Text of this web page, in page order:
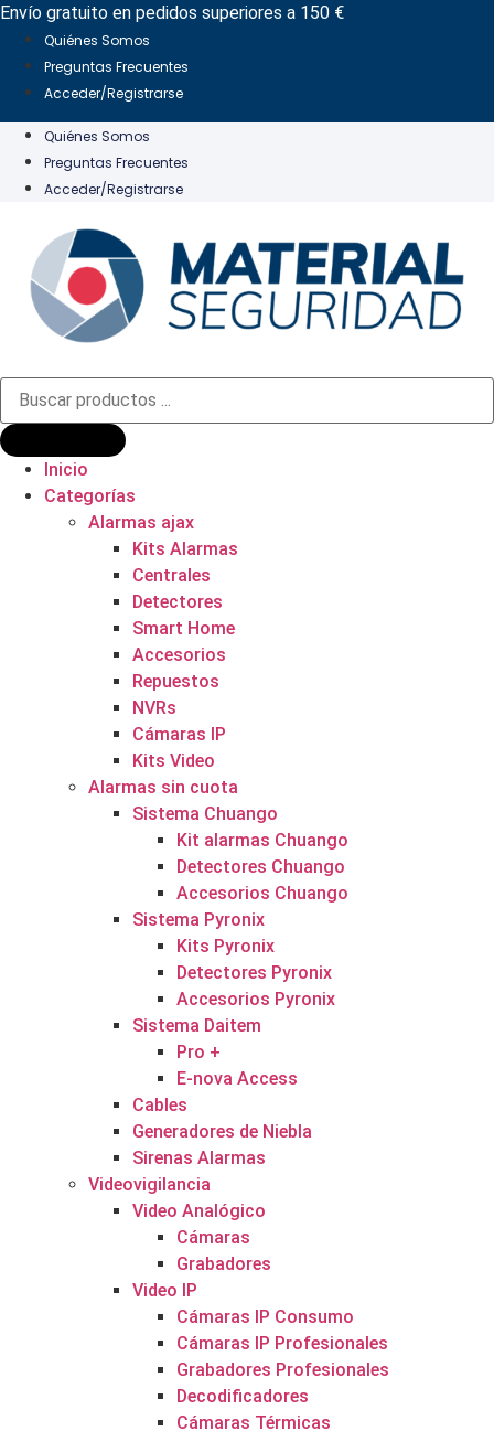
Ir
contenido
Envío gratuito en pedidos superiores a 150 €
Quiénes Somos
Preguntas Frecuentes
Acceder/Registrarse
Quiénes Somos
Preguntas Frecuentes
Acceder/Registrarse
Búsqueda
productos
Inicio
Categorías
Alarmas ajax
Kits Alarmas
Centrales
Detectores
Smart Home
Accesorios
Repuestos
NVRs
Cámaras IP
Kits Video
Alarmas sin cuota
Sistema Chuango
Kit alarmas Chuango
Detectores Chuango
Accesorios Chuango
Sistema Pyronix
Kits Pyronix
Detectores Pyronix
Accesorios Pyronix
Sistema Daitem
Pro +
E-nova Access
Cables
Generadores de Niebla
Sirenas Alarmas
Videovigilancia
Video Analógico
Cámaras
Grabadores
Video IP
Cámaras IP Consumo
Cámaras IP Profesionales
Grabadores Profesionales
Decodificadores
Cámaras Térmicas